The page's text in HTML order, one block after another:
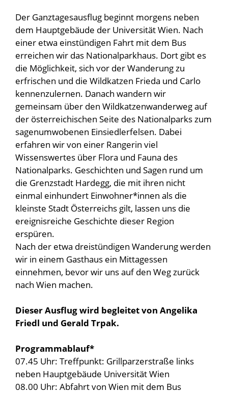
Der Ganztagesausflug beginnt morgens neben
dem Hauptgebäude der Universität Wien. Nach
einer etwa einstündigen Fahrt mit dem Bus
erreichen wir das Nationalparkhaus. Dort gibt es
die Möglichkeit, sich vor der Wanderung zu
erfrischen und die Wildkatzen Frieda und Carlo
kennenzulernen. Danach wandern wir
gemeinsam über den Wildkatzenwanderweg auf
der österreichischen Seite des Nationalparks zum
sagenumwobenen Einsiedlerfelsen. Dabei
erfahren wir von einer Rangerin viel
Wissenswertes über Flora und Fauna des
Nationalparks. Geschichten und Sagen rund um
die Grenzstadt Hardegg, die mit ihren nicht
einmal einhundert Einwohner*innen als die
kleinste Stadt Österreichs gilt, lassen uns die
ereignisreiche Geschichte dieser Region
erspüren.
Nach der etwa dreistündigen Wanderung werden
wir in einem Gasthaus ein Mittagessen
einnehmen, bevor wir uns auf den Weg zurück
nach Wien machen.
Dieser Ausflug wird begleitet von Angelika
Friedl und Gerald Trpak.
Programmablauf*
07.45 Uhr: Treffpunkt: Grillparzerstraße links
neben Hauptgebäude Universität Wien
08.00 Uhr: Abfahrt von Wien mit dem Bus